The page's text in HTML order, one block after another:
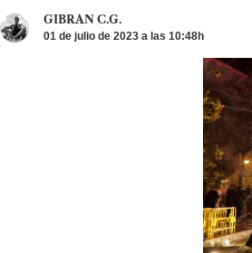
GIBRAN C.G.
01 de julio de 2023 a las 10:48h